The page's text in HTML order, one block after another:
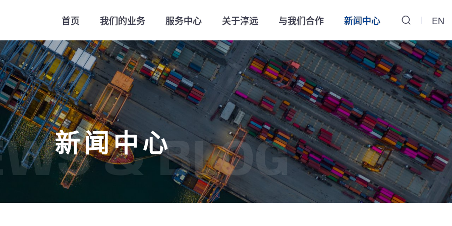
EN
首页 我们的业务 服务中心 关于淳远 与我们合作 新闻中心
新闻中心
& BLOG